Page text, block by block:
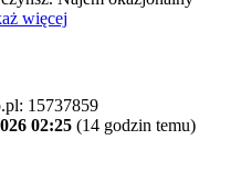
więcej
15737859
02:25 (14 godzin temu)